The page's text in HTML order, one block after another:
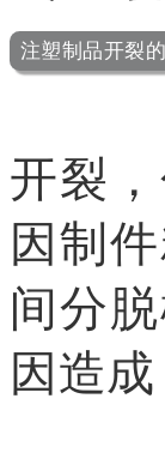
注塑制品开裂
开裂
因制
间分
因造成